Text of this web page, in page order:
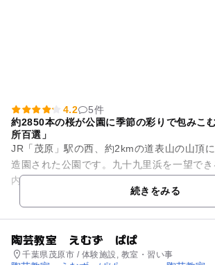
4.2
5件
約2850本の桜が公園に季節の彩りで包みこ
所百選」
JR「茂原」駅の西、約2kmの道表山の山頂
造園された公園です。九十九里浜を一望で
内には、市立美術館や郷土資料館の他、遊
野外ステージなどが設け...続きをみる
陶芸教室 えむず ぱぱ
千葉県茂原市 / 体験施設, 教室・習い事